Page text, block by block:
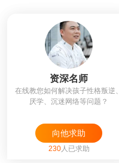
资深名师
在线教您如何解决孩子性格叛逆、
厌学、沉迷网络等问题？
向他求助
230人已求助